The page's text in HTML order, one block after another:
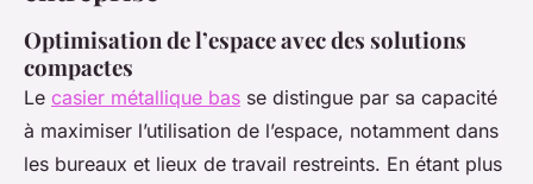
Optimisation de l’espace avec des solutions
compactes
Le casier métallique bas se distingue par sa capacité
à maximiser l’utilisation de l’espace, notamment dans
les bureaux et lieux de travail restreints. En étant plus